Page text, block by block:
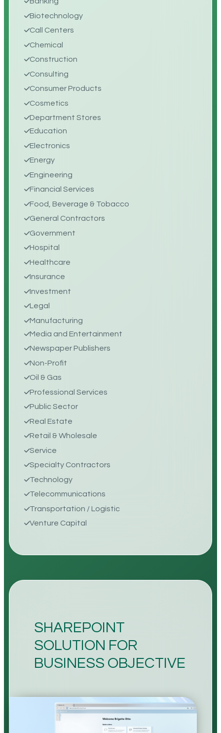
Biotechnology
Call Centers
Chemical
Construction
Consulting
Consumer Products
Cosmetics
Department Stores
Education
Electronics
Energy
Engineering
Financial Services
Food, Beverage & Tobacco
General Contractors
Government
Hospital
Healthcare
Insurance
Investment
Legal
Manufacturing
Media and Entertainment
Newspaper Publishers
Non-Profit
Oil & Gas
Professional Services
Public Sector
Real Estate
Retail & Wholesale
Service
Specialty Contractors
Technology
Telecommunications
Transportation / Logistic
Venture Capital
SHAREPOINT
SOLUTION FOR
BUSINESS OBJECTIVE